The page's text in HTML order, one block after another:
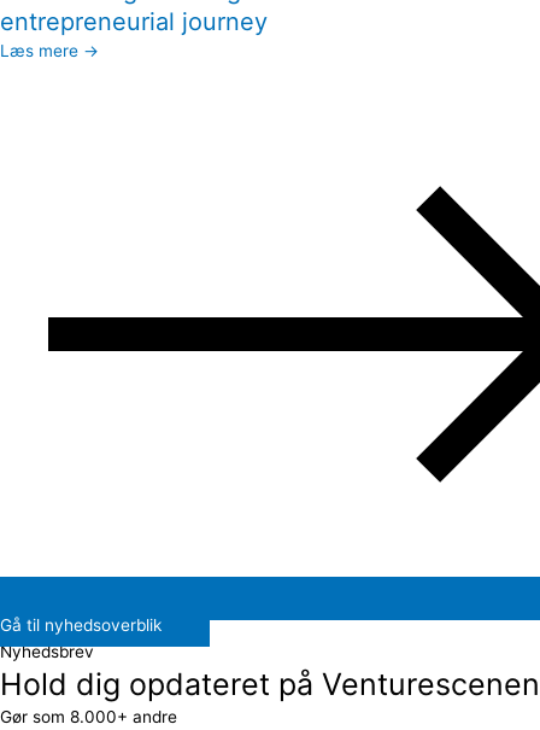
entrepreneurial journey
Læs mere →
Gå til nyhedsoverblik
Nyhedsbrev
Hold dig opdateret på Venturescenen
Gør som 8.000+ andre